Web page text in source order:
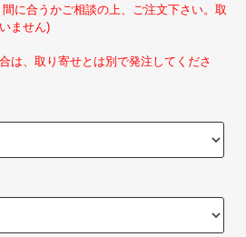
に合うかご相談の上、ご注文下さい。取
ません)
は、取り寄せとは別で発注してくださ